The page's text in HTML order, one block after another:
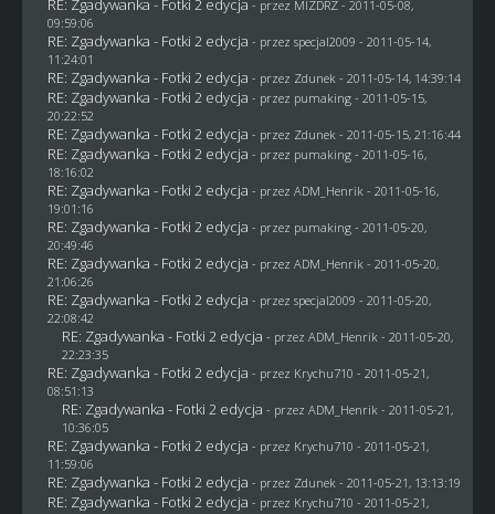
RE: Zgadywanka - Fotki 2 edycja - przez MIZDRZ- 2011-05-08,
09:59:06
RE: Zgadywanka - Fotki 2 edycja - przez specjal2009 - 2011-05-14,
11:24:01
RE: Zgadywanka - Fotki 2 edycja - przez Zdunek - 2011-05-14, 14:39:14
RE: Zgadywanka - Fotki 2 edycja - przez pumaking- 2011-05-15,
20:22:52
RE: Zgadywanka - Fotki 2 edycja - przez Zdunek - 2011-05-15, 21:16:44
RE: Zgadywanka - Fotki 2 edycja - przez pumaking- 2011-05-16,
18:16:02
RE: Zgadywanka - Fotki 2 edycja - przez ADM_Henrik - 2011-05-16,
19:01:16
RE: Zgadywanka - Fotki 2 edycja - przez pumaking- 2011-05-20,
20:49:46
RE: Zgadywanka - Fotki 2 edycja - przez ADM_Henrik - 2011-05-20,
21:06:26
RE: Zgadywanka - Fotki 2 edycja - przez specjal2009 - 2011-05-20,
22:08:42
RE: Zgadywanka - Fotki 2 edycja - przez ADM_Henrik - 2011-05-20,
22:23:35
RE: Zgadywanka - Fotki 2 edycja - przez Krychu710 - 2011-05-21,
08:51:13
RE: Zgadywanka - Fotki 2 edycja - przez ADM_Henrik - 2011-05-21,
10:36:05
RE: Zgadywanka - Fotki 2 edycja - przez Krychu710 - 2011-05-21,
11:59:06
RE: Zgadywanka - Fotki 2 edycja - przez Zdunek - 2011-05-21, 13:13:19
RE: Zgadywanka - Fotki 2 edycja - przez Krychu710 - 2011-05-21,